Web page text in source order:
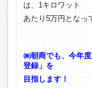
は、1キロワット
あたり5万円となっ
㈱朝商でも、今年
登録」を
目指します！